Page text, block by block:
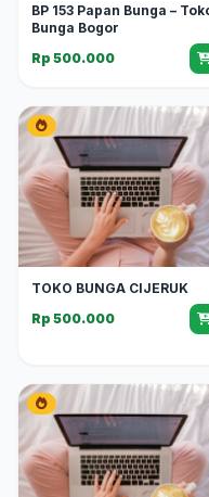
BP 153 Papan Bunga –
Bunga Bogor
Rp 500.000
TOKO BUNGA CIJERUK
Rp 500.000